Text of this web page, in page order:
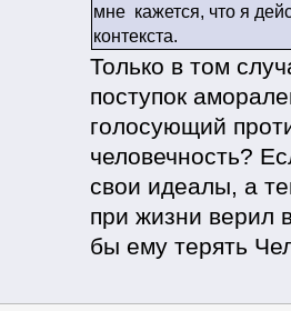
мне кажется, что я
контекста.
Только в том
поступок
голосующий
человечность?
свои идеалы, а
при жизни верил
бы ему терять